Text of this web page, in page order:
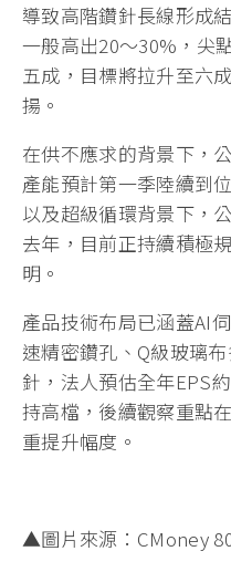
導致高階鑽針長線形成
一般高出20～30%，尖
五成，目標將拉升至六
揚。
在供不應求的背景下，
產能預計第一季陸續到
以及超級循環背景下，
去年，目前正持續積極
明。
產品技術布局已涵蓋AI
速精密鑽孔、Q級玻璃
針，法人預估全年EPS
持高檔，後續觀察重點
重提升幅度。
▲圖片來源：CMoney